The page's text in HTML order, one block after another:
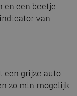
en een beetje
van
grijze auto.
zo min mogelijk